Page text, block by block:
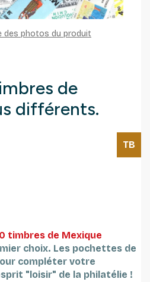
des photos du produit
de
différents.
TB
timbres de Mexique
choix. Les pochettes de
compléter votre
"loisir" de la philatélie !